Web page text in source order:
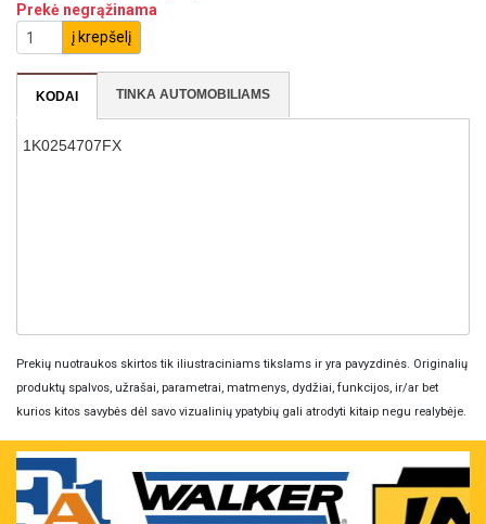
Prekė negrąžinama
į krepšelį
KODAI TINKA AUTOMOBILIAMS
1K0254707FX
Prekių nuotraukos skirtos tik iliustraciniams tikslams ir yra pavyzdinės. Originalių
produktų spalvos, užrašai, parametrai, matmenys, dydžiai, funkcijos, ir/ar bet
kurios kitos savybės dėl savo vizualinių ypatybių gali atrodyti kitaip negu realybėje.